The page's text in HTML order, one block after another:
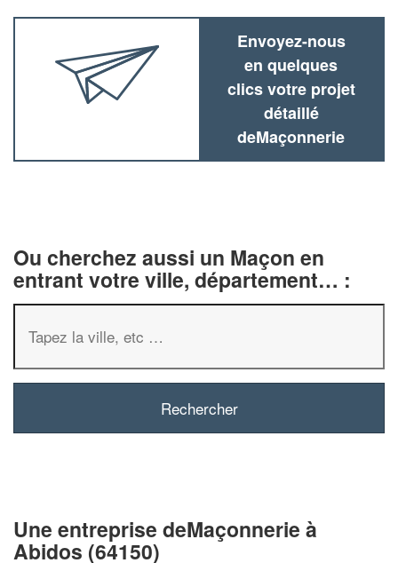
Envoyez-nous
en quelques
clics votre projet
détaillé
deMaçonnerie
Ou cherchez aussi un Maçon en
entrant votre ville, département… :
Une entreprise deMaçonnerie à
Abidos (64150)
✕
Vous êtes un
vos
tout en gagnant
nouveaux clients